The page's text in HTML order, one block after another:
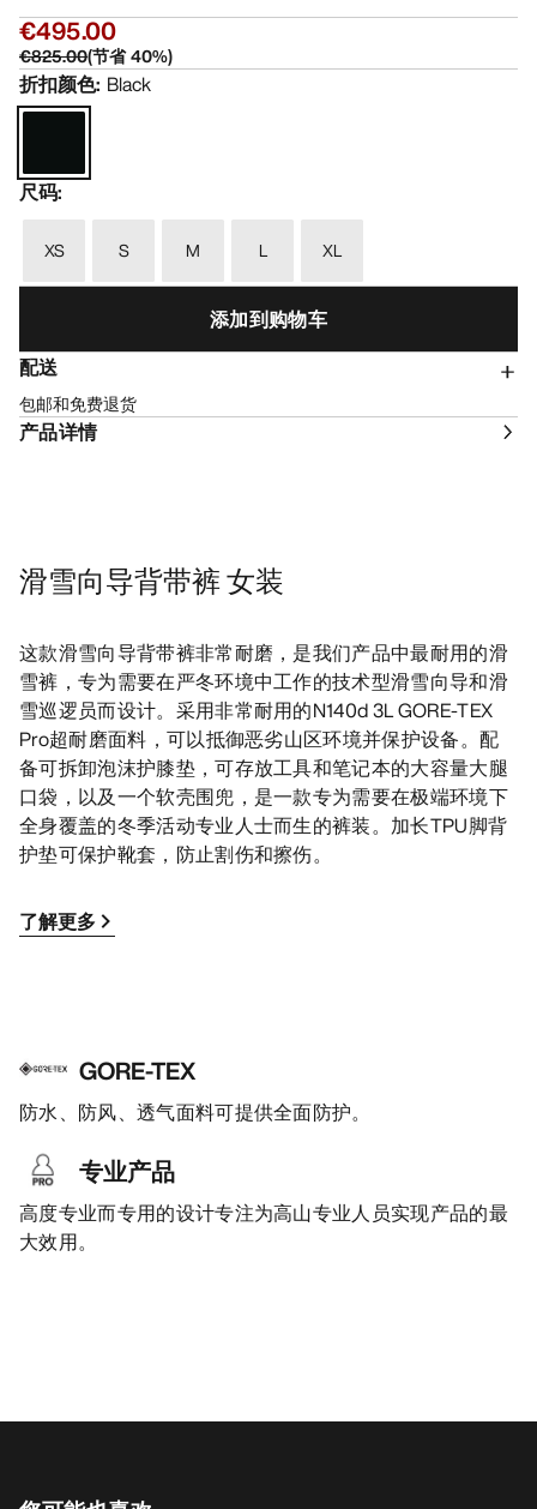
€495.00
€825.00(节省40%)
折扣颜色: Black
尺码:
XS S M L XL
添加到购物车
配送
包邮和免费退货
产品详情
滑雪向导背带裤 女装
这款滑雪向导背带裤非常耐磨，是我们产品中最耐用的滑
雪裤，专为需要在严冬环境中工作的技术型滑雪向导和滑
雪巡逻员而设计。采用非常耐用的N140d 3L GORE-TEX
Pro超耐磨面料，可以抵御恶劣山区环境并保护设备。配
备可拆卸泡沫护膝垫，可存放工具和笔记本的大容量大腿
口袋，以及一个软壳围兜，是一款专为需要在极端环境下
全身覆盖的冬季活动专业人士而生的裤装。加长TPU脚背
护垫可保护靴套，防止割伤和擦伤。
了解更多
GORE-TEX
防水、防风、透气面料可提供全面防护。
专业产品
高度专业而专用的设计专注为高山专业人员实现产品的最
大效用。